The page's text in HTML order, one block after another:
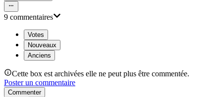
9 commentaires
Votes
Nouveaux
Anciens
Cette box est archivées elle ne peut plus être commentée.
Poster un commentaire
Commenter